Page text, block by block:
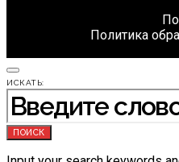
Политика
ИСКАТЬ:
ПОИСК